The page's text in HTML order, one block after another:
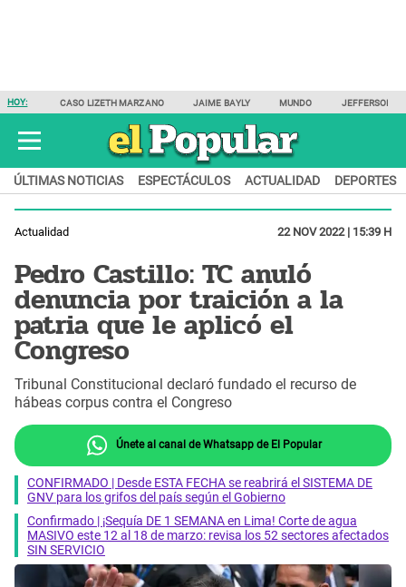
HOY: CASO LIZETH MARZANO JAIME BAYLY MUNDO JEFFERSON
ÚLTIMAS NOTICIAS ESPECTÁCULOS ACTUALIDAD DEPORTES
Actualidad 22 NOV 2022 | 15:39 H
Pedro Castillo: TC anuló
denuncia por traición a la
patria que le aplicó el
Congreso
Tribunal Constitucional declaró fundado el recurso de
hábeas corpus contra el Congreso
Únete al canal de Whatsapp de El Popular
CONFIRMADO | Desde ESTA FECHA se reabrirá el SISTEMA DE
GNV para los grifos del país según el Gobierno
Confirmado | ¡Sequía DE 1 SEMANA en Lima! Corte de agua
MASIVO este 12 al 18 de marzo: revisa los 52 sectores afectados
SIN SERVICIO